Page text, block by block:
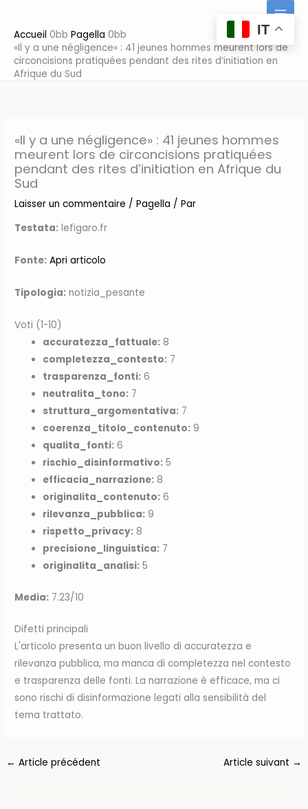
contenu
Accueil
Pagella
«Il y a une négligence» : 41 jeunes hommes meurent lors de
circoncisions pratiquées pendant des rites d’initiation en
Afrique du Sud
«Il y a une négligence» : 41 jeunes hommes
meurent lors de circoncisions pratiquées
pendant des rites d’initiation en Afrique du
Sud
Laisser un commentaire /Pagella / Par
Testata: lefigaro.fr
Fonte: Apri articolo
Tipologia: notizia_pesante
Voti (1-10)
accuratezza_fattuale: 8
completezza_contesto: 7
trasparenza_fonti: 6
neutralita_tono: 7
struttura_argomentativa: 7
coerenza_titolo_contenuto: 9
qualita_fonti: 6
rischio_disinformativo: 5
efficacia_narrazione: 8
originalita_contenuto: 6
rilevanza_pubblica: 9
rispetto_privacy: 8
precisione_linguistica: 7
originalita_analisi: 5
Media: 7.23/10
Difetti principali
L'articolo presenta un buon livello di accuratezza e
rilevanza pubblica, ma manca di completezza nel contesto
e trasparenza delle fonti. La narrazione è efficace, ma ci
sono rischi di disinformazione legati alla sensibilità del
tema trattato.
← Article précédent Article suivant →
IT